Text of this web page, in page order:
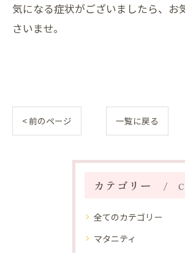
気になる症状がございましたら、お
さいませ。
< 前のページ 一覧に戻る
カテゴリー
全てのカテゴリー
マタニティ